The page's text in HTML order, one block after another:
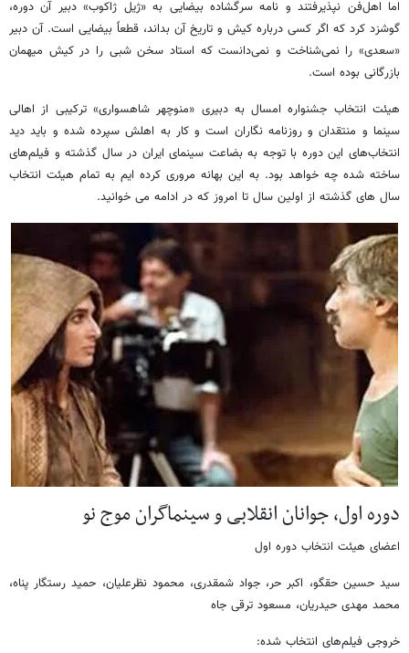
اما اهل‌فن نپذیرفتند و نامه سرگشاده بیضایی به «ژیل ژاکوب» دبیر آن دوره،
گوشزد کرد که اگر کسی درباره کیش و تاریخ آن بداند، قطعاً بیضایی است. آن دبیر
«سعدی» را نمی‌شناخت و نمی‌دانست که استاد سخن شبی را در کیش میهمان
بازرگانی بوده است.
هیئت انتخاب جشنواره امسال به دبیری «منوچهر شاهسواری» ترکیبی از اهالی
سینما و منتقدان و روزنامه نگاران است و کار به اهلش سپرده شده و باید دید
انتخاب‌های این دوره با توجه به بضاعت سینمای ایران در سال گذشته و فیلم‌های
ساخته شده چه خواهد بود. به این بهانه مروری کرده ایم به تمام هیئت انتخاب
سال های گذشته از اولین سال تا امروز که در ادامه می خوانید.
دوره اول، جوانان انقلابی و سینماگران موج نو
اعضای هیئت انتخاب دوره اول
سید حسین حقگو، اکبر حر، جواد شمقدری، محمود نظرعلیان، حمید رستگار پناه،
محمد مهدی حیدریان، مسعود ترقی جاه
خروجی فیلم‌های انتخاب شده: